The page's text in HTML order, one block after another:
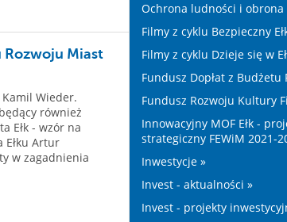
Miast
Wieder.
również
Ełk - wzór na
Ełku Artur
w zagadnienia
Ochrona ludności i obrona
Filmy z cyklu Bezpieczny
Filmy z cyklu Dzieje się w
Fundusz Dopłat z Budżetu
Fundusz Rozwoju Kultury
Innowacyjny MOF Ełk -
strategiczny FEWiM 2021-
Inwestycje »
Invest - aktualności »
Invest - projekty